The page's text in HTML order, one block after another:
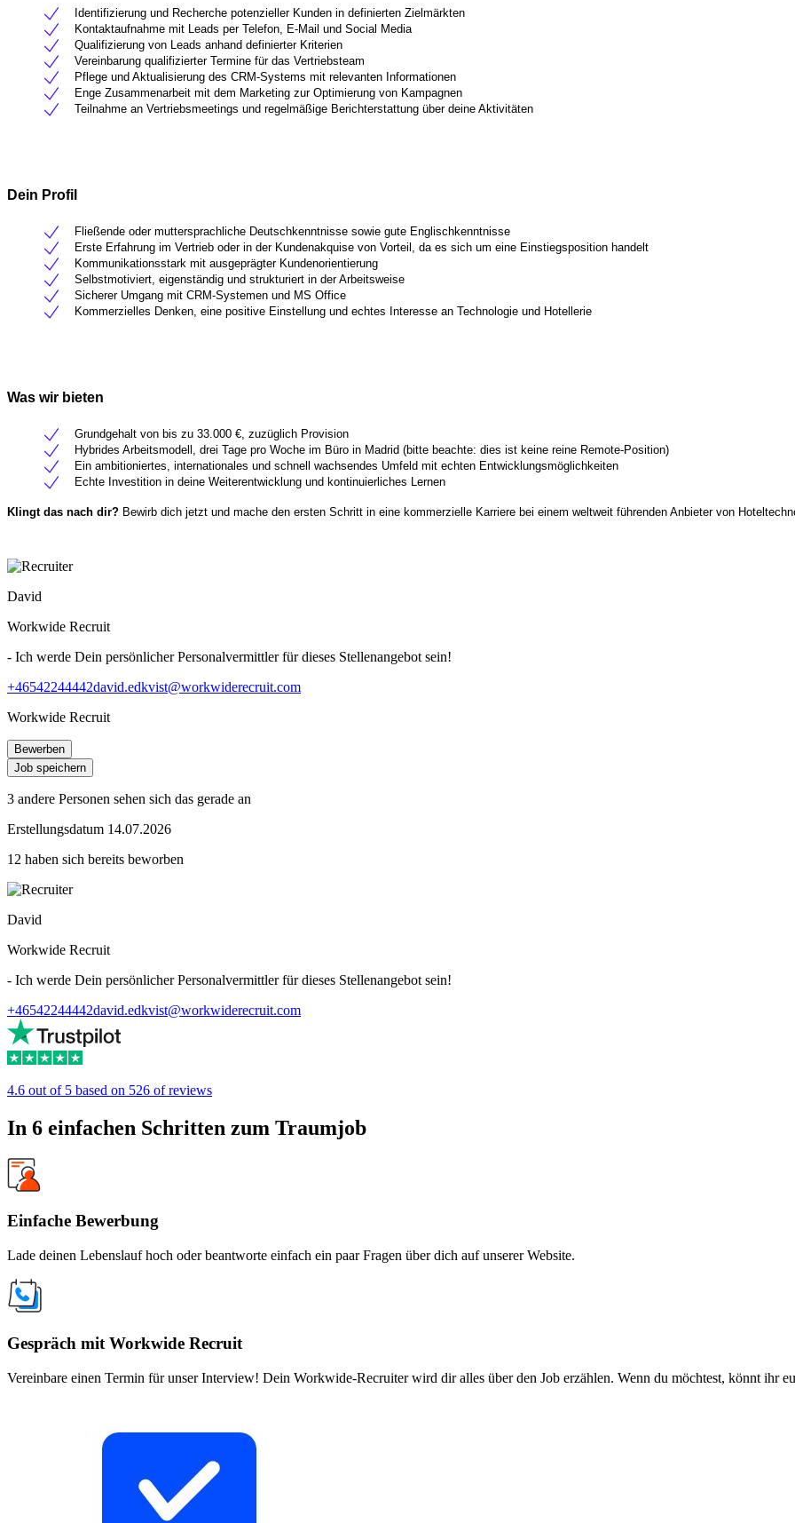
Identifizierung und Recherche potenzieller Kunden in definierten Zielmärkten
Kontaktaufnahme mit Leads per Telefon, E-Mail und Social Media
Qualifizierung von Leads anhand definierter Kriterien
Vereinbarung qualifizierter Termine für das Vertriebsteam
Pflege und Aktualisierung des CRM-Systems mit relevanten Informationen
Enge Zusammenarbeit mit dem Marketing zur Optimierung von Kampagnen
Teilnahme an Vertriebsmeetings und regelmäßige Berichterstattung über deine Aktivitäten
Dein Profil
Fließende oder muttersprachliche Deutschkenntnisse sowie gute Englischkenntnisse
Erste Erfahrung im Vertrieb oder in der Kundenakquise von Vorteil, da es sich um eine Einstiegsposition handelt
Kommunikationsstark mit ausgeprägter Kundenorientierung
Selbstmotiviert, eigenständig und strukturiert in der Arbeitsweise
Sicherer Umgang mit CRM-Systemen und MS Office
Kommerzielles Denken, eine positive Einstellung und echtes Interesse an Technologie und Hotellerie
Was wir bieten
Grundgehalt von bis zu 33.000 €, zuzüglich Provision
Hybrides Arbeitsmodell, drei Tage pro Woche im Büro in Madrid (bitte beachte: dies ist keine reine Remote-Position)
Ein ambitioniertes, internationales und schnell wachsendes Umfeld mit echten Entwicklungsmöglichkeiten
Echte Investition in deine Weiterentwicklung und kontinuierliches Lernen
Klingt das nach dir? Bewirb dich jetzt und mache den ersten Schritt in eine kommerzielle Karriere bei einem weltweit führenden Anbieter von
David
Workwide Recruit
- Ich werde Dein persönlicher Personalvermittler für dieses Stellenangebot sein!
+46542244442david.edkvist@workwiderecruit.com
Workwide Recruit
Bewerben
Job speichern
3 andere Personen sehen sich das gerade an
Erstellungsdatum 14.07.2026
12 haben sich bereits beworben
David
Workwide Recruit
- Ich werde Dein persönlicher Personalvermittler für dieses Stellenangebot sein!
+46542244442david.edkvist@workwiderecruit.com
4.6 out of 5 based on 526 of reviews
In 6 einfachen Schritten zum Traumjob
Einfache Bewerbung
Lade deinen Lebenslauf hoch oder beantworte einfach ein paar Fragen über dich auf unserer Website.
Gespräch mit Workwide Recruit
Vereinbare einen Termin für unser Interview! Dein Workwide-Recruiter wird dir alles über den Job erzählen. Wenn du möchtest, könnt ihr